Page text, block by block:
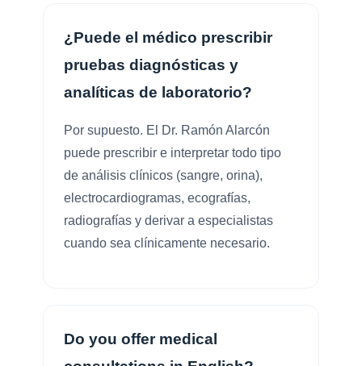
¿Puede el médico prescribir
pruebas diagnósticas y
analíticas de laboratorio?
Por supuesto. El Dr. Ramón Alarcón
puede prescribir e interpretar todo tipo
de análisis clínicos (sangre, orina),
electrocardiogramas, ecografías,
radiografías y derivar a especialistas
cuando sea clínicamente necesario.
Do you offer medical